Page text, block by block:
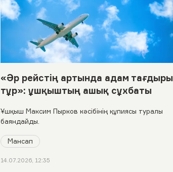
«Әр рейстің артында адам тағдыры
тұр»: ұшқыштың ашық сұхбаты
Ұшқыш Максим Пырков кәсібінің құпиясы туралы
баяндайды.
Мансап
14.07.2026, 12:35